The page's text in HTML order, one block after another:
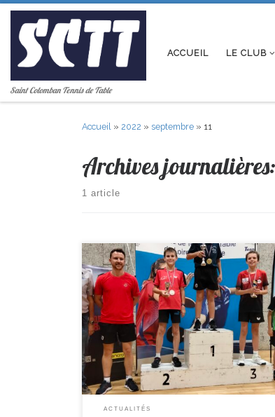
Passer au contenu
Saint Colomban Tennis de Table
ACCUEIL LE CLUB
Accueil » 2022 » septembre » 11
Archives journalières:
1 article
La première compétition de la saison à eu lieu
end, Loris participait au Top départemental
termine 1er sans aucune défaite, Bravo à lui
bonne performance.
ACTUALITÉS